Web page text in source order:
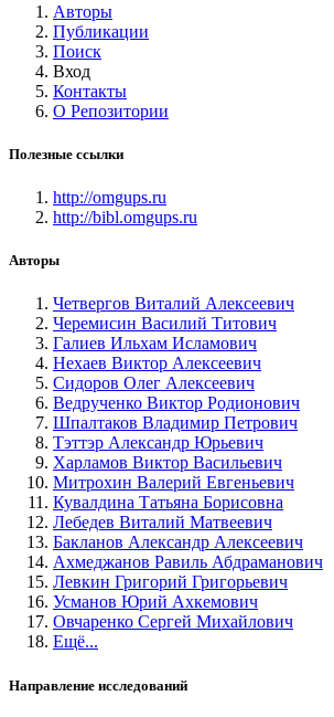
Авторы
Публикации
Поиск
Вход
Контакты
О Репозитории
Полезные ссылки
http://omgups.ru
http://bibl.omgups.ru
Авторы
Четвергов Виталий Алексеевич
Черемисин Василий Титович
Галиев Ильхам Исламович
Нехаев Виктор Алексеевич
Сидоров Олег Алексеевич
Ведрученко Виктор Родионович
Шпалтаков Владимир Петрович
Тэттэр Александр Юрьевич
Харламов Виктор Васильевич
Митрохин Валерий Евгеньевич
Кувалдина Татьяна Борисовна
Лебедев Виталий Матвеевич
Бакланов Александр Алексеевич
Ахмеджанов Равиль Абдраманович
Левкин Григорий Григорьевич
Усманов Юрий Ахкемович
Овчаренко Сергей Михайлович
Ещё...
Направление исследований